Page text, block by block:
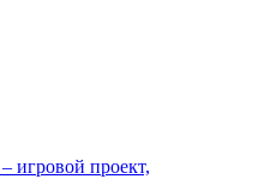
игровой проект,